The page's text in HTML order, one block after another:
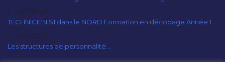
10/10/2026
TECHNICIEN S1 dans le NORD Formation en décodage Année 1
12/10/2026
Les structures de personnalité...